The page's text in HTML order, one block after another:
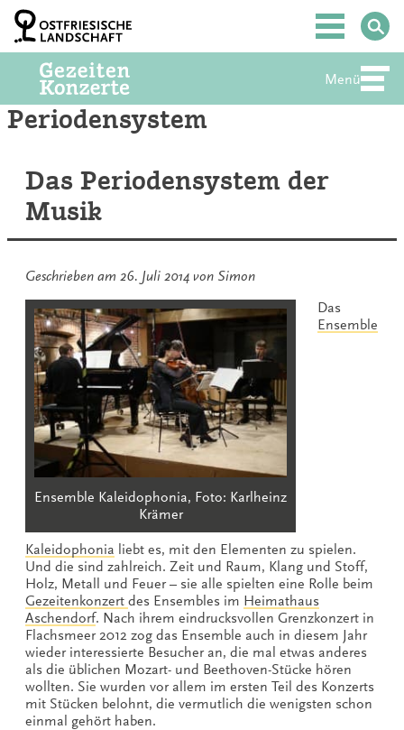
Zum
Inhalt
springen
Hauptmenü
Menü
Periodensystem
Das Periodensystem der
Musik
Geschrieben am 26. Juli 2014 von Simon
Ensemble Kaleidophonia, Foto: Karlheinz
Krämer
Das
Ensemble
Kaleidophonia liebt es, mit den Elementen zu spielen.
Und die sind zahlreich. Zeit und Raum, Klang und Stoff,
Holz, Metall und Feuer – sie alle spielten eine Rolle beim
Gezeitenkonzert des Ensembles im Heimathaus
Aschendorf. Nach ihrem eindrucksvollen Grenzkonzert in
Flachsmeer 2012 zog das Ensemble auch in diesem Jahr
wieder interessierte Besucher an, die mal etwas anderes
als die üblichen Mozart- und Beethoven-Stücke hören
wollten. Sie wurden vor allem im ersten Teil des Konzerts
mit Stücken belohnt, die vermutlich die wenigsten schon
einmal gehört haben.